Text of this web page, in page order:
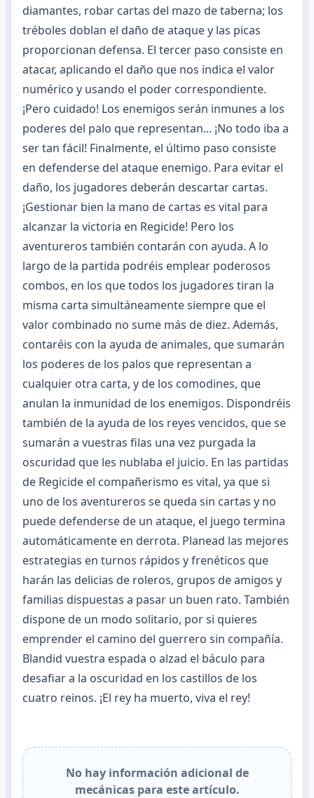
diamantes, robar cartas del mazo de taberna; los
tréboles doblan el daño de ataque y las picas
proporcionan defensa. El tercer paso consiste en
atacar, aplicando el daño que nos indica el valor
numérico y usando el poder correspondiente.
¡Pero cuidado! Los enemigos serán inmunes a los
poderes del palo que representan... ¡No todo iba a
ser tan fácil! Finalmente, el último paso consiste
en defenderse del ataque enemigo. Para evitar el
daño, los jugadores deberán descartar cartas.
¡Gestionar bien la mano de cartas es vital para
alcanzar la victoria en Regicide! Pero los
aventureros también contarán con ayuda. A lo
largo de la partida podréis emplear poderosos
combos, en los que todos los jugadores tiran la
misma carta simultáneamente siempre que el
valor combinado no sume más de diez. Además,
contaréis con la ayuda de animales, que sumarán
los poderes de los palos que representan a
cualquier otra carta, y de los comodines, que
anulan la inmunidad de los enemigos. Dispondréis
también de la ayuda de los reyes vencidos, que se
sumarán a vuestras filas una vez purgada la
oscuridad que les nublaba el juicio. En las partidas
de Regicide el compañerismo es vital, ya que si
uno de los aventureros se queda sin cartas y no
puede defenderse de un ataque, el juego termina
automáticamente en derrota. Planead las mejores
estrategias en turnos rápidos y frenéticos que
harán las delicias de roleros, grupos de amigos y
familias dispuestas a pasar un buen rato. También
dispone de un modo solitario, por si quieres
emprender el camino del guerrero sin compañía.
Blandid vuestra espada o alzad el báculo para
desafiar a la oscuridad en los castillos de los
cuatro reinos. ¡El rey ha muerto, viva el rey!
No hay información adicional de
mecánicas para este artículo.